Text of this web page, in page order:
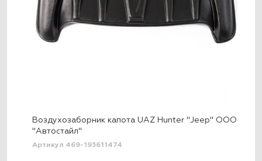
Воздухозаборник капота UAZ Hunter "Jeep" ООО
"Автостайл"
Артикул 469-195611474